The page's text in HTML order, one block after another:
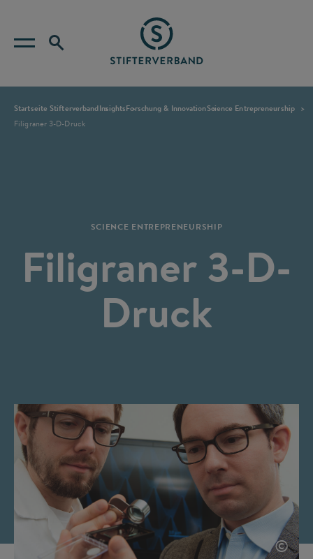
Startseite StifterverbandInsightsForschung & InnovationScience Entrepreneurship
Filigraner 3-D-Druck
SCIENCE ENTREPRENEURSHIP
Filigraner 3-D-
Druck
©